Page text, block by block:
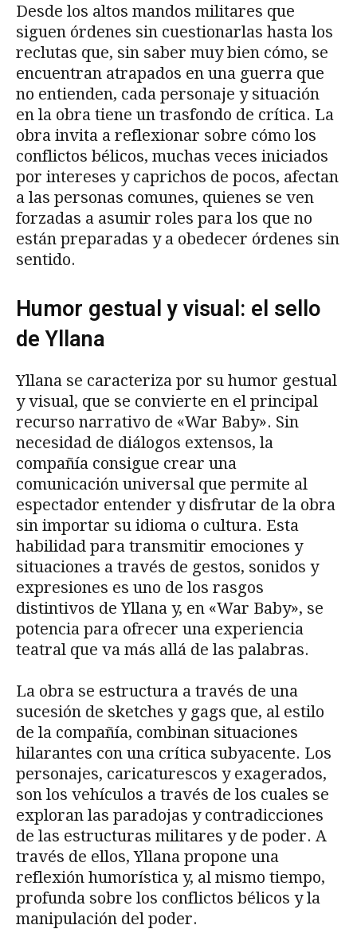
Desde los altos mandos militares que
siguen órdenes sin cuestionarlas hasta los
reclutas que, sin saber muy bien cómo, se
encuentran atrapados en una guerra que
no entienden, cada personaje y situación
en la obra tiene un trasfondo de crítica. La
obra invita a reflexionar sobre cómo los
conflictos bélicos, muchas veces iniciados
por intereses y caprichos de pocos, afectan
a las personas comunes, quienes se ven
forzadas a asumir roles para los que no
están preparadas y a obedecer órdenes sin
sentido.
Humor gestual y visual: el sello
de Yllana
Yllana se caracteriza por su humor gestual
y visual, que se convierte en el principal
recurso narrativo de «War Baby». Sin
necesidad de diálogos extensos, la
compañía consigue crear una
comunicación universal que permite al
espectador entender y disfrutar de la obra
sin importar su idioma o cultura. Esta
habilidad para transmitir emociones y
situaciones a través de gestos, sonidos y
expresiones es uno de los rasgos
distintivos de Yllana y, en «War Baby», se
potencia para ofrecer una experiencia
teatral que va más allá de las palabras.
La obra se estructura a través de una
sucesión de sketches y gags que, al estilo
de la compañía, combinan situaciones
hilarantes con una crítica subyacente. Los
personajes, caricaturescos y exagerados,
son los vehículos a través de los cuales se
exploran las paradojas y contradicciones
de las estructuras militares y de poder. A
través de ellos, Yllana propone una
reflexión humorística y, al mismo tiempo,
profunda sobre los conflictos bélicos y la
manipulación del poder.